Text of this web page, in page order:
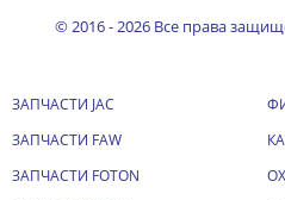
© 2016 - 2026 Все права
ЗАПЧАСТИ JAC
ЗАПЧАСТИ FAW
ЗАПЧАСТИ FOTON